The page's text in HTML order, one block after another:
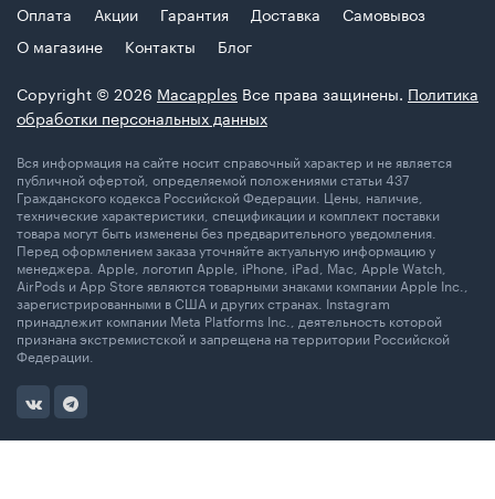
Оплата Акции Гарантия Доставка
Самовывоз
О магазине
Контакты
Блог
Copyright © 2026 Macapples Все права защинены. Политика
обработки персональных данных
Вся информация на сайте носит справочный характер и не является
публичной офертой, определяемой положениями статьи 437
Гражданского кодекса Российской Федерации. Цены, наличие,
технические характеристики, спецификации и комплект поставки
товара могут быть изменены без предварительного уведомления.
Перед оформлением заказа уточняйте актуальную информацию у
менеджера. Apple, логотип Apple, iPhone, iPad, Mac, Apple Watch,
AirPods и App Store являются товарными знаками компании Apple Inc.,
зарегистрированными в США и других странах. Instagram
принадлежит компании Meta Platforms Inc., деятельность которой
признана экстремистской и запрещена на территории Российской
Федерации.